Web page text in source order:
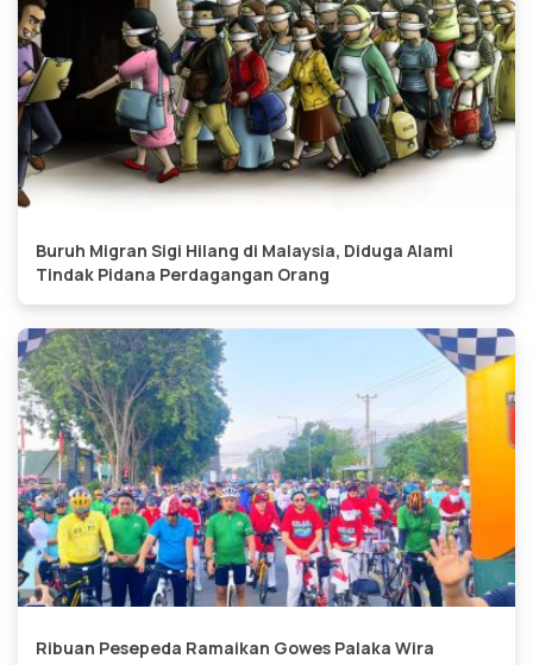
Buruh Migran Sigi Hilang di Malaysia, Diduga Alami
Tindak Pidana Perdagangan Orang
Ribuan Pesepeda Ramaikan Gowes Palaka Wira